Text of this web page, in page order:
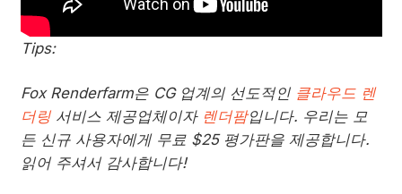
Tips:
Fox Renderfarm은 CG 업계의 선도적인 클라우드 렌
더링서비스 제공업체이자 렌더팜입니다. 우리는 모
든 신규 사용자에게 무료 $25 평가판을 제공합니다.
읽어 주셔서 감사합니다!